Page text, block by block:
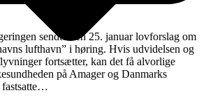
sendte den 25. januar lovforslag om
lufthavn” i høring. Hvis udvidelsen og
fortsætter, kan det få alvorlige
på Amager og Danmarks
fastsatte…